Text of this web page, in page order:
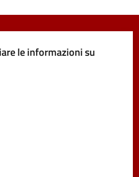
le informazioni su